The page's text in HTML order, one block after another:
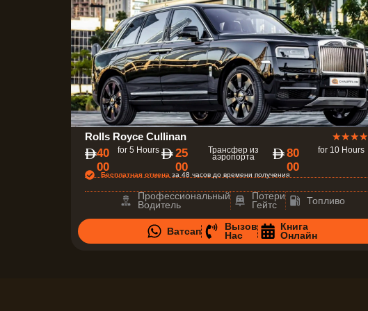
Rolls Royce Cullinan ★★★★
40
00
for 5 Hours
25
00
Трансфер из
аэропорта
80
00
for 10 Hours
Бесплатная отмена за 48 часов до времени получения
Профессиональный
Водитель
Потери
Гейтс
Топливо
Ватсап
Вызов
Нас
Книга
Онлайн